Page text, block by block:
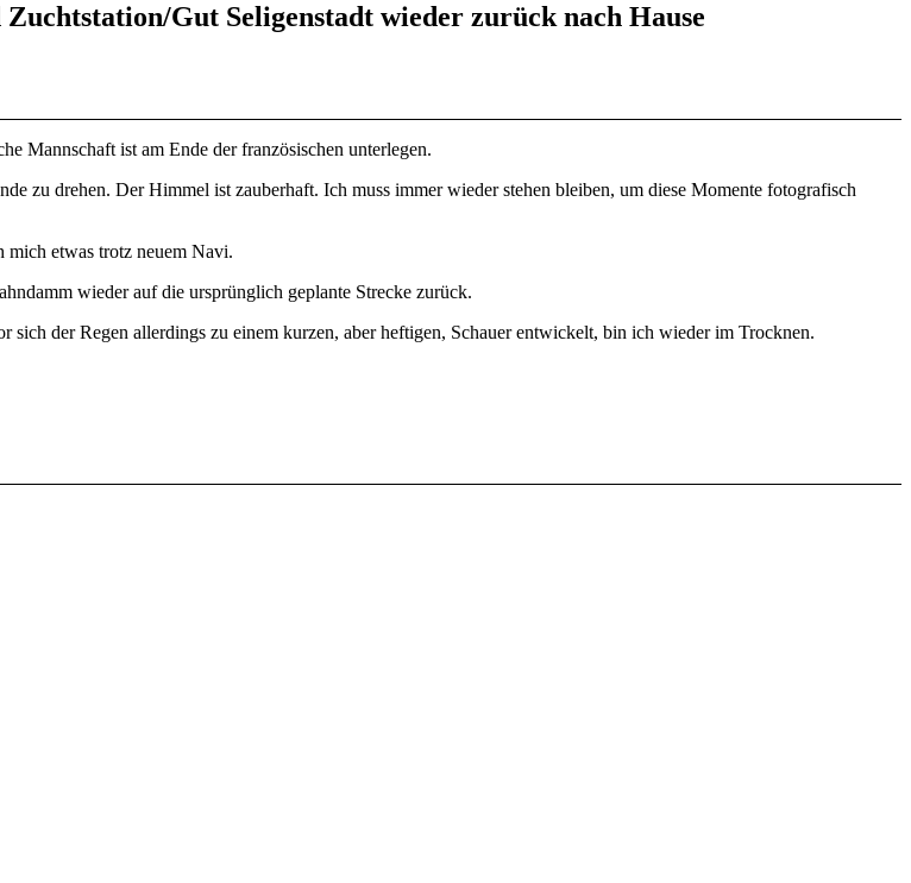
Gut Seligenstadt wieder zurück nach Hause
Mannschaft ist am Ende der französischen unterlegen.
zu drehen. Der Himmel ist zauberhaft. Ich muss immer wieder stehen bleiben, um diese Momente fotografisch
mich etwas trotz neuem Navi.
wieder auf die ursprünglich geplante Strecke zurück.
sich der Regen allerdings zu einem kurzen, aber heftigen, Schauer entwickelt, bin ich wieder im Trocknen.